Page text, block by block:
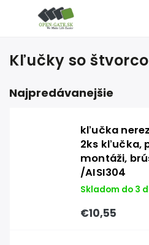
Kľučky so
Najpredávanejšie
kľučka
2ks kľučka,
montáži,
/AISI304
Skladom do 3
€10,55